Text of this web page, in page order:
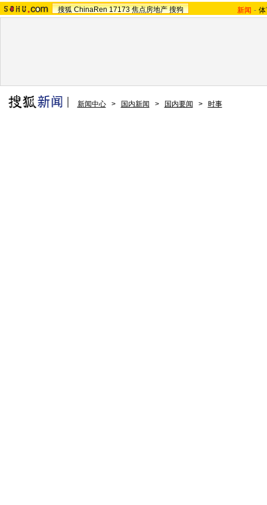
搜狐 ChinaRen 17173 焦点房地产 搜狗 新闻 -
新闻中心 > 国内新闻 > 国内要闻 > 时事